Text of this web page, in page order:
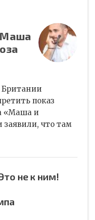
Британии
показ
«Маша и
что там
не к ним!